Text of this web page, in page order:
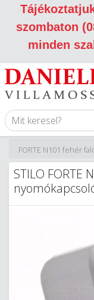
szombaton
minden
FORTE N101 fehér
STILO FORTE